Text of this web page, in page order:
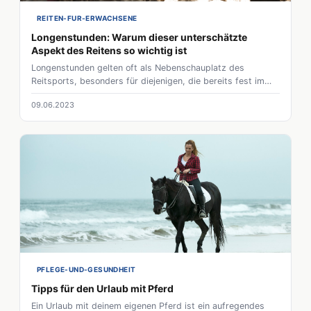
REITEN-FUR-ERWACHSENE
Longenstunden: Warum dieser unterschätzte
Aspekt des Reitens so wichtig ist
Longenstunden gelten oft als Nebenschauplatz des
Reitsports, besonders für diejenigen, die bereits fest im
Sattel sitzen. Doch wer diese Praxis unterschätzt, lässt ein
kraftvolles Werkzeug zur Verbesserung von Reitfähigkeiten
ungenutzt. Egal ob Anfänger oder erfahrener Reiter,
Longenstunden können Vertrauen schaffen, die
Kommunikation verbessern und eine stärkere Bindung
zwischen Reiter und Pferd fördern. Lasst uns tiefer in die
unschätzbare Rolle der Longenstunden eintauchen und
verstehen, warum sie ein wichtiger Baustein auf dem Weg
zur Reitmeisterschaft sind.
09.06.2023
PFLEGE-UND-GESUNDHEIT
Tipps für den Urlaub mit Pferd
Ein Urlaub mit deinem eigenen Pferd ist ein aufregendes